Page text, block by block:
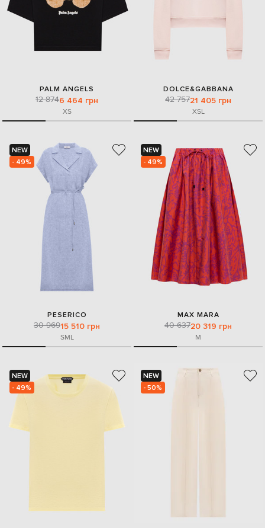
PALM ANGELS
12 8746 464 грн
XS
DOLCE&GABBANA
42 75721 405 грн
XSL
NEW
- 49%
PESERICO
30 96915 510 грн
SML
NEW
- 49%
MAX MARA
40 63720 319 грн
M
NEW
- 49%
NEW
- 50%